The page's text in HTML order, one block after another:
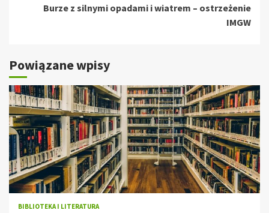
Burze z silnymi opadami i wiatrem – ostrzeżenie
IMGW
Powiązane wpisy
BIBLIOTEKA I LITERATURA